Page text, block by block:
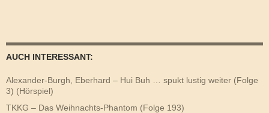
AUCH INTERESSANT:
Alexander-Burgh, Eberhard – Hui Buh … spukt lustig weiter (Folge
3) (Hörspiel)
TKKG – Das Weihnachts-Phantom (Folge 193)